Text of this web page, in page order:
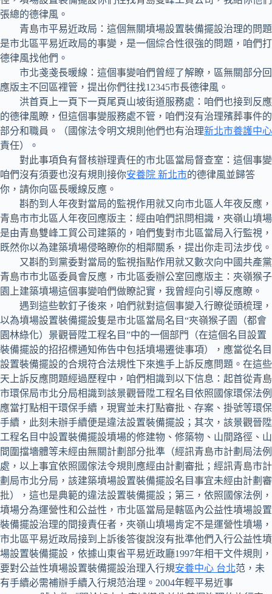
張總的德律風。
青島市平易近政局：這個無關墳場設置裝備擺設治理的問題
是市北區平易近政局的事變，是一個綜合性很強的問題，咱們打
德律風找他們。
市北戔戔長暖線：這個事變咱們曾經了解瞭，區無關部分回
應版主不回區裡管，提出你們往找12345市長德律風。
洪首頁上一頁下一頁尾頁山坡街道服務處：咱們也接到反應
的德律風瞭，但這個事變服務處不管，咱們沒有治理殯葬事件的
部分和職員。（國傢法令明文規則他們也有治理新北市養護中心
責任）。
對此事項負有督核辦理責任的市北區當局督查室：這個事變
咱們沒有須要也沒有規則接你安養院 新北市的德律風並歸答
你，請你向區長暖線反應。
斟酌到人年夜對當局的監視作用就又向市北區人年夜反應，
青島市市北區人年夜回應版主：經由咱們訊問相識，夾嶺山墳場
是由青島雙峰工貿公司建築的，咱們隻對市北區當局入行監視，
既然你以為建築墳場侵略瞭你的相鄰關系，提出你走司法步伐。
又斟酌到黨委對當局的監視指點作用就又數次向中國共產黨
青島市市北區委員會反應，市北區委辦公室回應版主：夾嶺猴子
園上建築墳場這個事變咱們做瞭記實，我曾經向引導反應瞭。
遇到這些軟釘子後來，咱們就對這個事變入行瞭從頭梳理，
以為墳場設置裝備擺設隻是市北區當局名目“夾嶺猴子園（都會
園林綠化）景觀晉陞工程名目”中的一個部門（在這個名目設置
裝備擺設的招招標通知佈告中包括墳場遷徙事項），應當從名目
設置裝備擺設的合規符合法規性下來進手上訴反應問題。在這些
天上訴反應問題經過歷程中，咱們相識到以下信息：起首從青島
市環保局市北分局相識到該景觀晉陞工程名目依照國傢環保法例
應當打點相干環保手續，現實並未打點審批、存案、掛號等環保
手續，此刻未辦手續便是違法設置裝備擺設；其次，該景觀晉陞
工程名目中設置裝備擺設墳場的修建物、修築物、山間路徑、山
間圍擋墻體等未經由無關計劃部分批準（經訊青島市計劃局法例
處，以上事宜依照國傢法令規則應經由計劃審批；經訊青島市計
劃局市北分局，該建築墳場設置裝備擺設名目事宜未經由計劃審
批），這也是典範的違法設置裝備擺設；第三，依照國傢法例，
墳場分為運營性和公益性，市北區當局是轄區內公益性墳場設置
裝備擺設治理的間接責任者，夾嶺山墳場肯定不是運營性墳場，
市北區平易近政局接到上訴後答復說沒有批準他們入行公益性墳
場設置裝備擺設，依據山東省平易近政廳1997年相干文件規則，
要對公益性墳場設置裝備擺設治理入行規安養中心 台北范，未
有手續必需補辦手續入行規范治理。2004年輕平易近事